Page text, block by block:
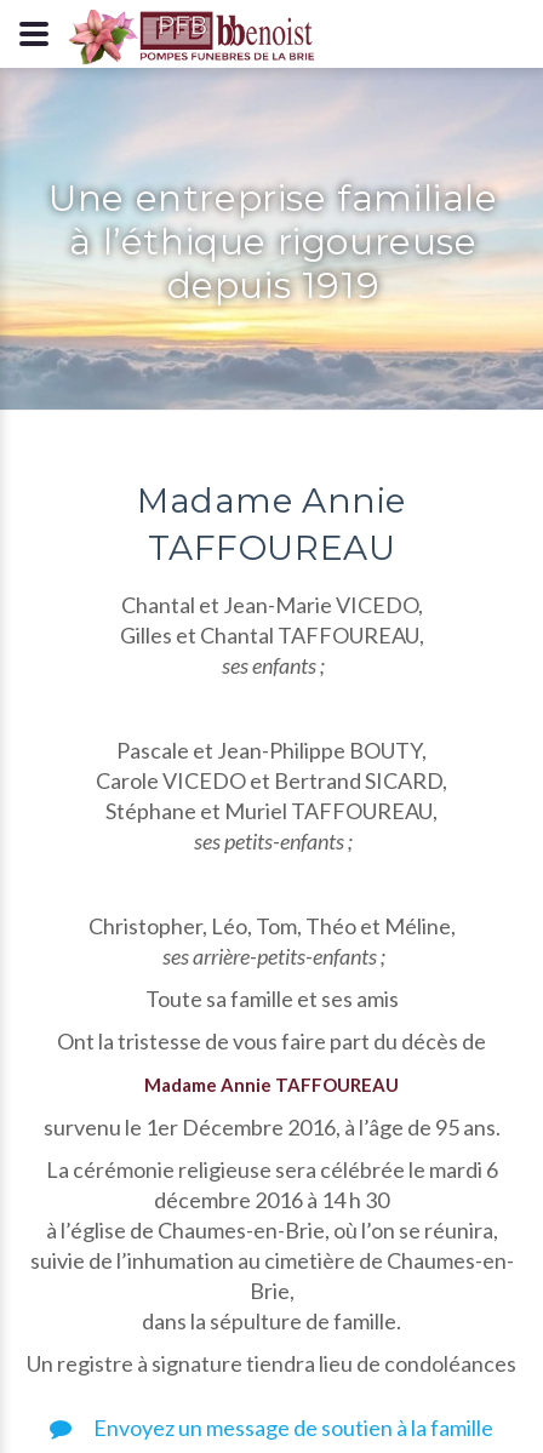
Panneau de gestion des cookies
Une entreprise familiale
à l’éthique rigoureuse
depuis 1919
Madame Annie
TAFFOUREAU
Chantal et Jean-Marie VICEDO,
Gilles et Chantal TAFFOUREAU,
ses enfants ;
Pascale et Jean-Philippe BOUTY,
Carole VICEDO et Bertrand SICARD,
Stéphane et Muriel TAFFOUREAU,
ses petits-enfants ;
Christopher, Léo, Tom, Théo et Méline,
ses arrière-petits-enfants ;
Toute sa famille et ses amis
Ont la tristesse de vous faire part du décès de
Madame Annie TAFFOUREAU
survenu le 1er Décembre 2016, à l’âge de 95 ans.
La cérémonie religieuse sera célébrée le mardi 6
décembre 2016 à 14 h 30
à l’église de Chaumes-en-Brie, où l’on se réunira,
suivie de l’inhumation au cimetière de Chaumes-en-
Brie,
dans la sépulture de famille.
Un registre à signature tiendra lieu de condoléances
Envoyez un message de soutien à la famille